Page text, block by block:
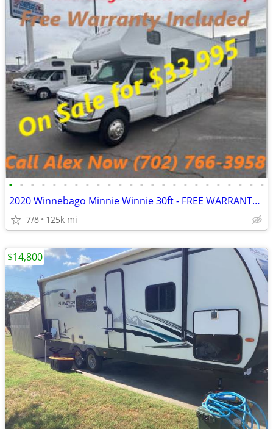
• • • • • • • • • • • • • • • • • • • • • • • •
2020 Winnebago Minnie Winnie 30ft - FREE WARRANTY INCLUDED - CALL NOW
7/8 125k mi
$14,800